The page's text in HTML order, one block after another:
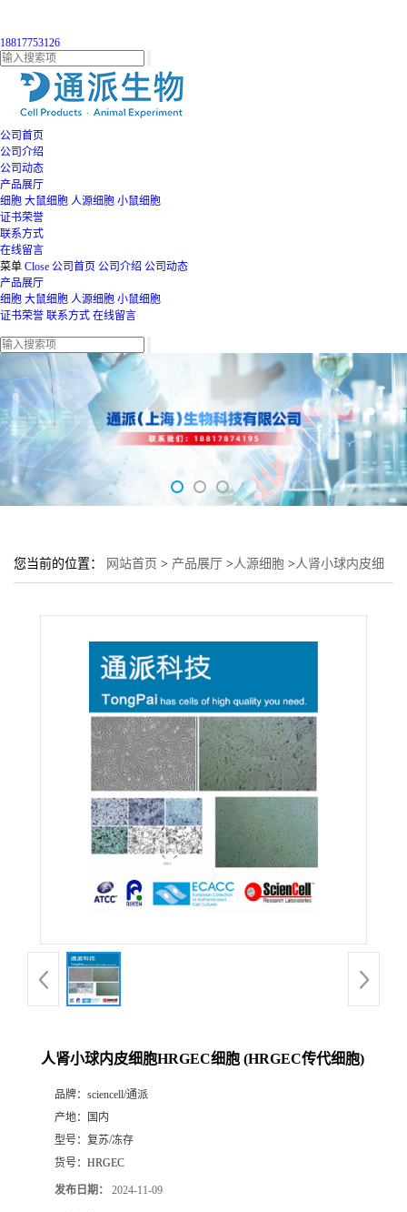
18817753126
公司首页
公司介绍
公司动态
产品展厅
细胞 大鼠细胞 人源细胞 小鼠细胞
证书荣誉
联系方式
在线留言
菜单 Close 公司首页 公司介绍 公司动态
产品展厅
细胞 大鼠细胞 人源细胞 小鼠细胞
证书荣誉 联系方式 在线留言
您当前的位置： 网站首页 > 产品展厅 >人源细胞 >人肾小球内皮细
人肾小球内皮细胞HRGEC细胞 (HRGEC传代细胞)
品牌： sciencell/通派
产地：
国内
型号： 复苏/冻存
货号： HRGEC
发布日期： 2024-11-09